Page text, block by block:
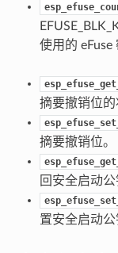
使用的 eFuse
摘要撤销位的
摘要撤销位。
回安全启动
置安全启动公